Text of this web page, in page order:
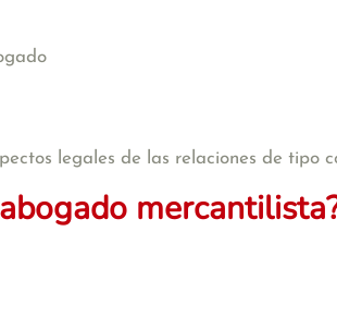
legales de las relaciones de tipo